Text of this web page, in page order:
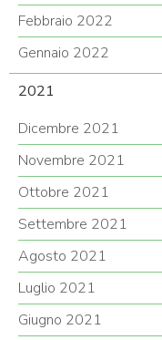
Febbraio 2022
Gennaio 2022
2021
Dicembre 2021
Novembre 2021
Ottobre 2021
Settembre 2021
Agosto 2021
Luglio 2021
Giugno 2021